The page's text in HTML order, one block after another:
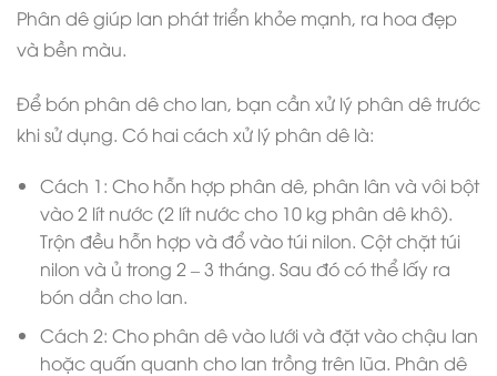
Phân dê giúp lan phát triển khỏe mạnh, ra hoa đẹp
và bền màu.
Để bón phân dê cho lan, bạn cần xử lý phân dê trước
khi sử dụng. Có hai cách xử lý phân dê là:
Cách 1: Cho hỗn hợp phân dê, phân lân và vôi bột
vào 2 lít nước (2 lít nước cho 10 kg phân dê khô).
Trộn đều hỗn hợp và đổ vào túi nilon. Cột chặt túi
nilon và ủ trong 2 – 3 tháng. Sau đó có thể lấy ra
bón dần cho lan.
Cách 2: Cho phân dê vào lưới và đặt vào chậu lan
hoặc quấn quanh cho lan trồng trên lũa. Phân dê